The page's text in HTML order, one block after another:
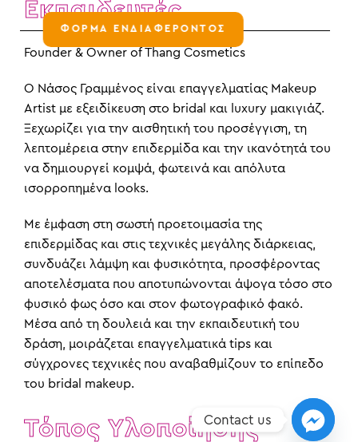
ΦΟΡΜΑ ΕΝΔΙΑΦΕΡΟΝΤΟΣ
Εκπαιδευτές
Founder & Owner of Thang Cosmetics
Ο Νάσος Γραμμένος είναι επαγγελματίας Makeup
Artist με εξειδίκευση στο bridal και luxury μακιγιάζ.
Ξεχωρίζει για την αισθητική του προσέγγιση, τη
λεπτομέρεια στην επιδερμίδα και την ικανότητά του
να δημιουργεί κομψά, φωτεινά και απόλυτα
ισορροπημένα looks.
Με έμφαση στη σωστή προετοιμασία της
επιδερμίδας και στις τεχνικές μεγάλης διάρκειας,
συνδυάζει λάμψη και φυσικότητα, προσφέροντας
αποτελέσματα που αποτυπώνονται άψογα τόσο στο
φυσικό φως όσο και στον φωτογραφικό φακό.
Μέσα από τη δουλειά και την εκπαιδευτική του
δράση, μοιράζεται επαγγελματικά tips και
σύγχρονες τεχνικές που αναβαθμίζουν το επίπεδο
του bridal makeup.
Τόπος Υλοποίησης
Contact us